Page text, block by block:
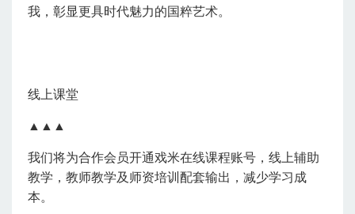
我，彰显更具时代魅力的国粹艺术。
线上课堂
▲▲▲
我们将为合作会员开通戏米在线课程账号，线上辅助
教学，教师教学及师资培训配套输出，减少学习成
本。